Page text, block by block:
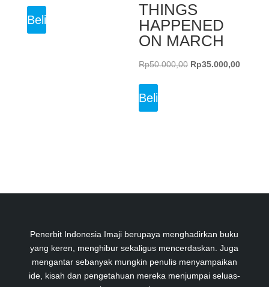
Beli
THINGS
HAPPENED
ON MARCH
Rp50.000,00 Original
Rp35.000,00Current
Beli
Penerbit Indonesia Imaji berupaya menghadirkan buku
yang keren, menghibur sekaligus mencerdaskan. Juga
mengantar sebanyak mungkin penulis menyampaikan
ide, kisah dan pengetahuan mereka menjumpai seluas-